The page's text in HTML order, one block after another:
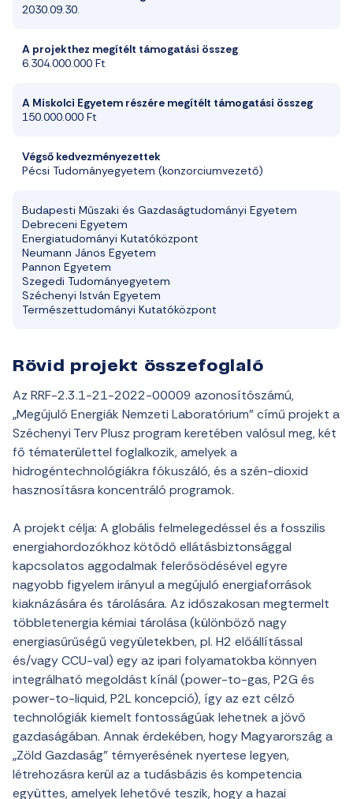
2030.09.30.
A projekthez megítélt támogatási összeg
6.304.000.000 Ft
A Miskolci Egyetem részére megítélt támogatási összeg
150.000.000 Ft
Végső kedvezményezettek
Pécsi Tudományegyetem (konzorciumvezető)
Budapesti Műszaki és Gazdaságtudományi Egyetem
Debreceni Egyetem
Energiatudományi Kutatóközpont
Neumann János Egyetem
Pannon Egyetem
Szegedi Tudományegyetem
Széchenyi István Egyetem
Természettudományi Kutatóközpont
Rövid projekt összefoglaló
Az RRF-2.3.1-21-2022-00009 azonosítószámú,
„Megújuló Energiák Nemzeti Laboratórium” című projekt a
Széchenyi Terv Plusz program keretében valósul meg, két
fő tématerülettel foglalkozik, amelyek a
hidrogéntechnológiákra fókuszáló, és a szén-dioxid
hasznosításra koncentráló programok.
A projekt célja: A globális felmelegedéssel és a fosszilis
energiahordozókhoz kötődő ellátásbiztonsággal
kapcsolatos aggodalmak felerősödésével egyre
nagyobb figyelem irányul a megújuló energiaforrások
kiaknázására és tárolására. Az időszakosan megtermelt
többletenergia kémiai tárolása (különböző nagy
energiasűrűségű vegyületekben, pl. H2 előállítással
és/vagy CCU-val) egy az ipari folyamatokba könnyen
integrálható megoldást kínál (power-to-gas, P2G és
power-to-liquid, P2L koncepció), így az ezt célzó
technológiák kiemelt fontosságúak lehetnek a jövő
gazdaságában. Annak érdekében, hogy Magyarország a
„Zöld Gazdaság” térnyerésének nyertese legyen,
létrehozásra kerül az a tudásbázis és kompetencia
együttes, amelyek lehetővé teszik, hogy a hazai